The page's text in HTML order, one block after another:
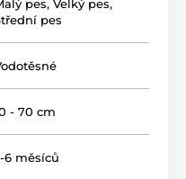
pes, Velký pes,
pes
- 70 cm
6 měsíců